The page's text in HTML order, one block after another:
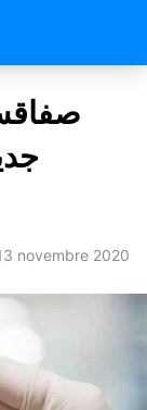
novembre 2020